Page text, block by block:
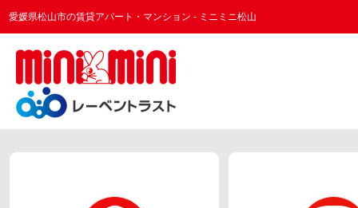
愛媛県松山市の賃貸アパート・マンション - ミニミニ松山